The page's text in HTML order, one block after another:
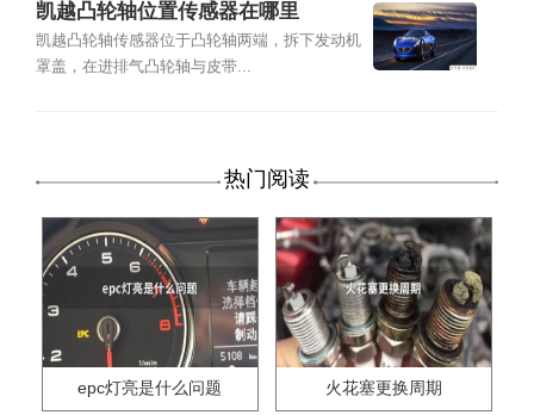
凯越凸轮轴位置传感器在哪里
凯越凸轮轴传感器位于凸轮轴两端，拆下发动机
罩盖，在进排气凸轮轴与皮带...
热门阅读
epc灯亮是什么问题 火花塞更换周期